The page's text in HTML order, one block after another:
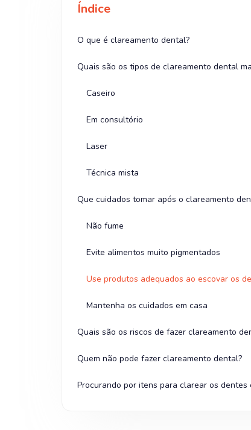
Índice
O que é clareamento dental?
Quais são os tipos de clareamento dental
Caseiro
Em consultório
Laser
Técnica mista
Que cuidados tomar após o clareamento
Não fume
Evite alimentos muito pigmentados
Use produtos adequados ao escovar os
Mantenha os cuidados em casa
Quais são os riscos de fazer clareamento
Quem não pode fazer clareamento dental?
Procurando por itens para clarear os dentes